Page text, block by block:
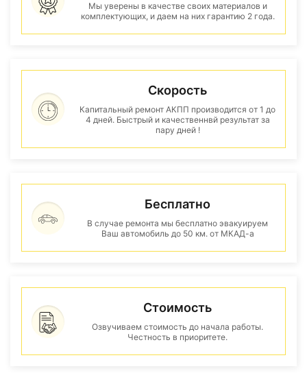
Мы уверены в качестве своих материалов и
комплектующих, и даем на них гарантию 2 года.
Скорость
Капитальный ремонт АКПП производится от 1 до
4 дней. Быстрый и качественнвй результат за
пару дней !
Бесплатно
В случае ремонта мы бесплатно эвакуируем
Ваш автомобиль до 50 км. от МКАД-а
Стоимость
Озвучиваем стоимость до начала работы.
Честность в приоритете.